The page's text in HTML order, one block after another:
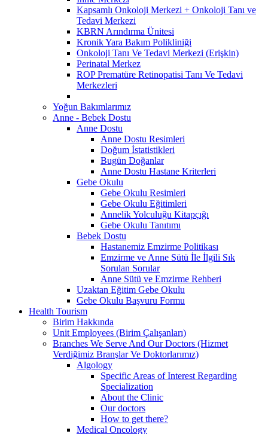
Kapsamlı Onkoloji Merkezi + Onkoloji Tanı ve
Tedavi Merkezi
KBRN Arındırma Ünitesi
Kronik Yara Bakım Polikliniği
Onkoloji Tanı Ve Tedavi Merkezi (Erişkin)
Perinatal Merkez
ROP Prematüre Retinopatisi Tanı Ve Tedavi
Merkezleri
Yoğun Bakımlarımız
Anne - Bebek Dostu
Anne Dostu
Anne Dostu Resimleri
Doğum İstatistikleri
Bugün Doğanlar
Anne Dostu Hastane Kriterleri
Gebe Okulu
Gebe Okulu Resimleri
Gebe Okulu Eğitimleri
Annelik Yolculuğu Kitapçığı
Gebe Okulu Tanıtımı
Bebek Dostu
Hastanemiz Emzirme Politikası
Emzirme ve Anne Sütü İle İlgili Sık
Sorulan Sorular
Anne Sütü ve Emzirme Rehberi
Uzaktan Eğitim Gebe Okulu
Gebe Okulu Başvuru Formu
Health Tourism
Birim Hakkında
Unit Employees (Birim Çalışanları)
Branches We Serve And Our Doctors (Hizmet
Verdiğimiz Branşlar Ve Doktorlarımız)
Algology
Specific Areas of Interest Regarding
Specialization
About the Clinic
Our doctors
How to get there?
Medical Oncology